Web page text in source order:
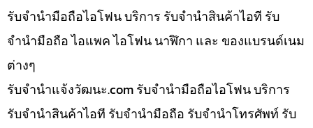
รับจำนำมือถือไอโฟน บริการ รับจำนำสินค้าไอที รับ
จำนำมือถือ ไอแพค ไอโฟน นาฬิกา และ ของแบรนด์เนม
ต่างๆ
รับจํานําแจ้งวัฒนะ.com รับจำนำมือถือไอโฟน บริการ
รับจำนำสินค้าไอที รับจำนำมือถือ รับจำนำโทรศัพท์ รับ